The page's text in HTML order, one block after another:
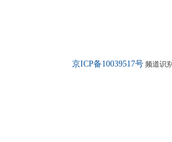
京ICP备10039517号频道识